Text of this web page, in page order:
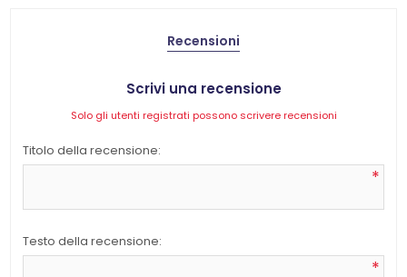
Recensioni
Scrivi una recensione
Solo gli utenti registrati possono scrivere recensioni
Titolo della recensione:
*
Testo della recensione:
*